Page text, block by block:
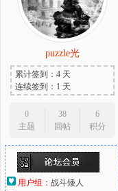
puzzle光
累计签到：4 天
连续签到：1 天
0
主题
38
回帖
6
积分
用户组： 战斗矮人